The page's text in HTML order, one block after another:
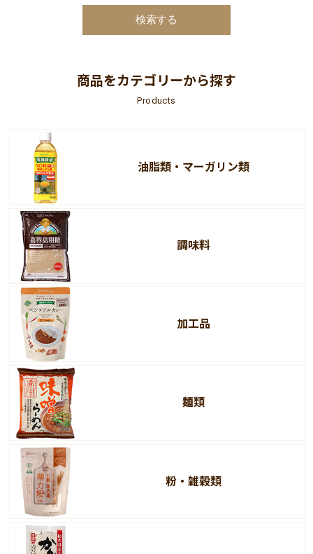
商品をカテゴリーから探す
Products
油脂類・マーガリン類
調味料
加工品
麺類
粉・雑穀類